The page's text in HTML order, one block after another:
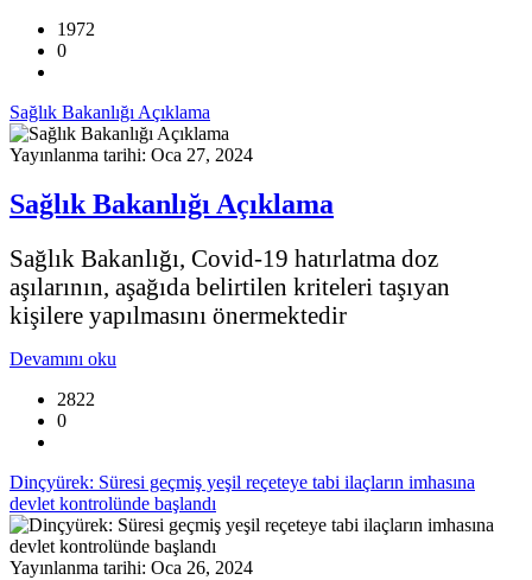
1972
0
Sağlık Bakanlığı Açıklama
Yayınlanma tarihi: Oca 27, 2024
Sağlık Bakanlığı Açıklama
Sağlık Bakanlığı, Covid-19 hatırlatma doz
aşılarının, aşağıda belirtilen kriteleri taşıyan
kişilere yapılmasını önermektedir
Devamını oku
2822
0
Dinçyürek: Süresi geçmiş yeşil reçeteye tabi ilaçların imhasına
devlet kontrolünde başlandı
Yayınlanma tarihi: Oca 26, 2024